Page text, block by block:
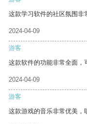
这款学习软件的社区氛围非
2024-04-09
游客
这款软件的功能非常全面，
2024-04-09
游客
这款游戏的音乐非常优美，